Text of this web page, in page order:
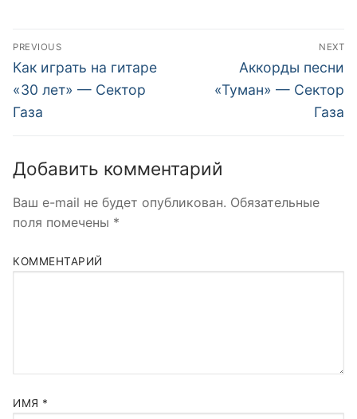
Навигация
по
записям
PREVIOUS
Previous
post:
Как играть на гитаре
«30 лет» — Сектор
Газа
NEXT
Next
post:
Аккорды песни
«Туман» — Сектор
Газа
Добавить комментарий
Ваш e-mail не будет опубликован. Обязательные
поля помечены *
КОММЕНТАРИЙ
ИМЯ *